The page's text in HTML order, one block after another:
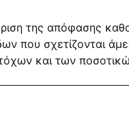
της απόφασης
που σχετίζονται
και των